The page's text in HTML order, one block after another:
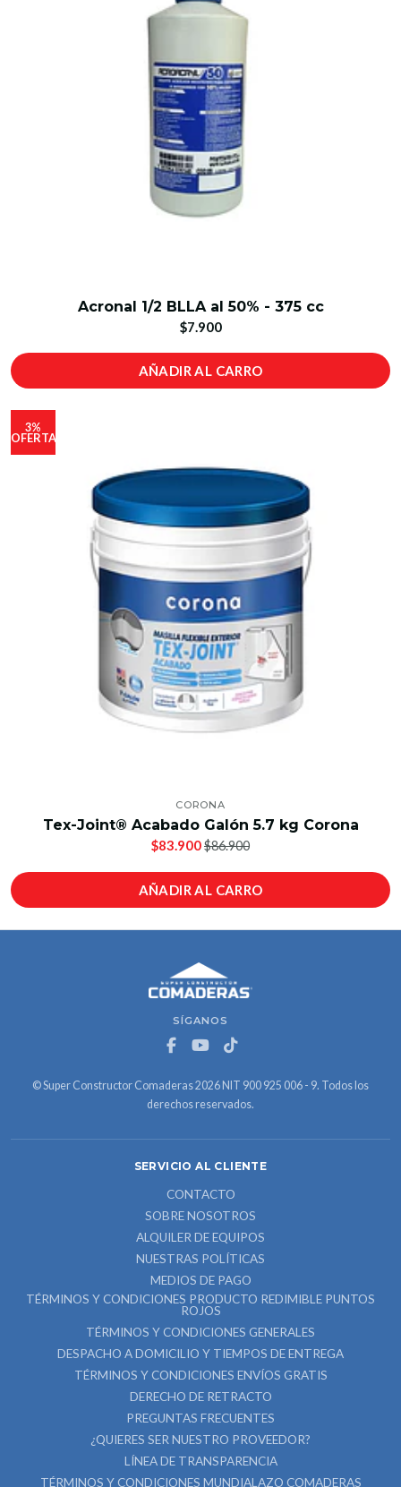
Acronal 1/2 BLLA al 50% - 375 cc
$7.900
AÑADIR AL CARRO
3%
OFERTA
CORONA
Tex-Joint® Acabado Galón 5.7 kg Corona
$83.900$86.900
AÑADIR AL CARRO
SÍGANOS
© Super Constructor Comaderas 2026 NIT 900 925 006 - 9. Todos los
derechos reservados.
SERVICIO AL CLIENTE
CONTACTO
SOBRE NOSOTROS
ALQUILER DE EQUIPOS
NUESTRAS POLÍTICAS
MEDIOS DE PAGO
TÉRMINOS Y CONDICIONES PRODUCTO REDIMIBLE PUNTOS
ROJOS
TÉRMINOS Y CONDICIONES GENERALES
DESPACHO A DOMICILIO Y TIEMPOS DE ENTREGA
TÉRMINOS Y CONDICIONES ENVÍOS GRATIS
DERECHO DE RETRACTO
PREGUNTAS FRECUENTES
¿QUIERES SER NUESTRO PROVEEDOR?
LÍNEA DE TRANSPARENCIA
TÉRMINOS Y CONDICIONES MUNDIALAZO COMADERAS